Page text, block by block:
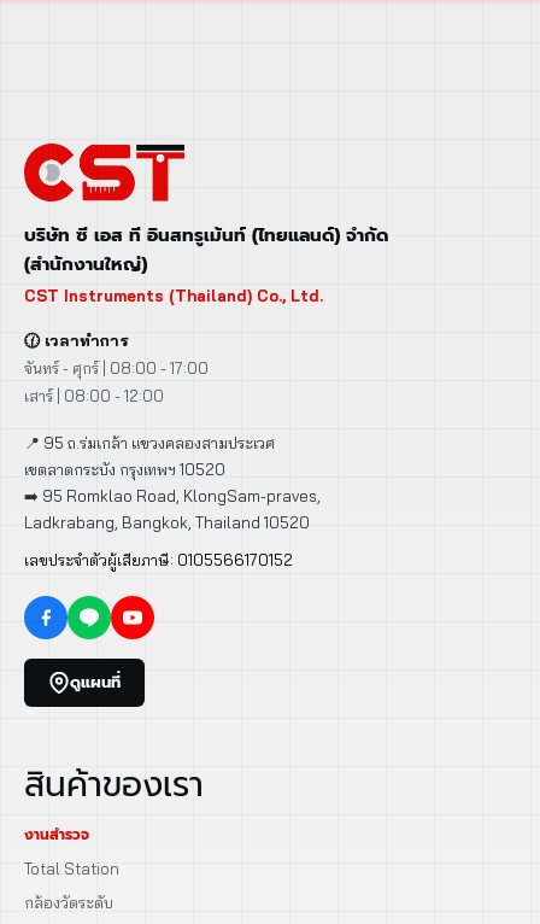
บริษัท ซี เอส ที อินสทรูเม้นท์ (ไทยแลนด์) จำกัด
(สำนักงานใหญ่)
CST Instruments (Thailand) Co., Ltd.
🕜 เวลาทำการ
จันทร์ - ศุกร์ | 08:00 - 17:00
เสาร์ | 08:00 - 12:00
📍 95 ถ.ร่มเกล้า แขวงคลองสามประเวศ
เขตลาดกระบัง กรุงเทพฯ 10520
➡️ 95 Romklao Road, KlongSam-praves,
Ladkrabang, Bangkok, Thailand 10520
เลขประจำตัวผู้เสียภาษี: 0105566170152
ดูแผนที่
สินค้าของเรา
งานสำรวจ
Total Station
กล้องวัดระดับ